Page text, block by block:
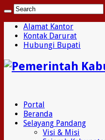
Alamat Kantor
Kontak Darurat
Hubungi Bupati
Portal
Beranda
Selayang Pandang
Visi & Misi